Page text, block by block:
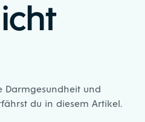
Darmgesundheit und
du in diesem Artikel.